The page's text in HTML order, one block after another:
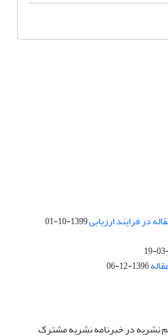
در فرایند ارزیابی1399-10-01
1396-12-06
نشریه در خبرنامه نشریه مشترک